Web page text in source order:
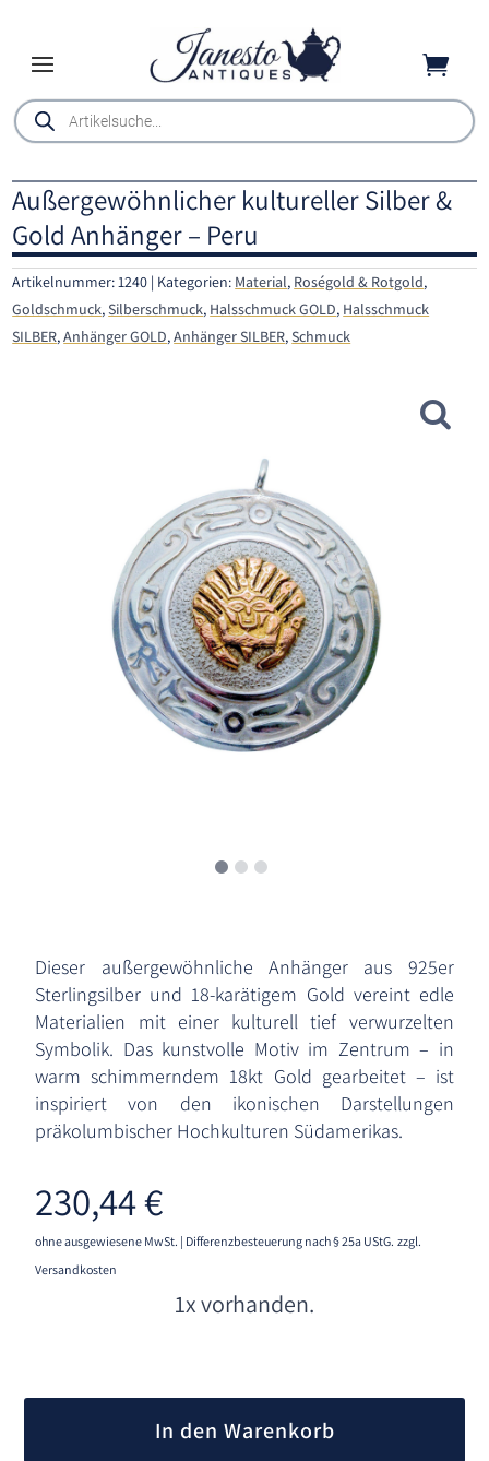

Products
search
Außergewöhnlicher kultureller Silber &
Gold Anhänger – Peru
Artikelnummer:1240 Kategorien: Material, Roségold & Rotgold,
Goldschmuck,Silberschmuck, Halsschmuck GOLD, Halsschmuck
SILBER,Anhänger GOLD,Anhänger SILBER,Schmuck
Dieser außergewöhnliche Anhänger aus 925er
Sterlingsilber und 18-karätigem Gold vereint edle
Materialien mit einer kulturell tief verwurzelten
Symbolik. Das kunstvolle Motiv im Zentrum – in
warm schimmerndem 18kt Gold gearbeitet – ist
inspiriert von den ikonischen Darstellungen
präkolumbischer Hochkulturen Südamerikas.
230,44€
ohne ausgewiesene MwSt. | Differenzbesteuerung nach § 25a UStG. zzgl.
Versandkosten
1x vorhanden.
In den Warenkorb